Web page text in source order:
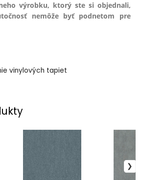
výrobku, ktorý ste si objednali,
nemôže byť podnetom pre
vinylových tapiet